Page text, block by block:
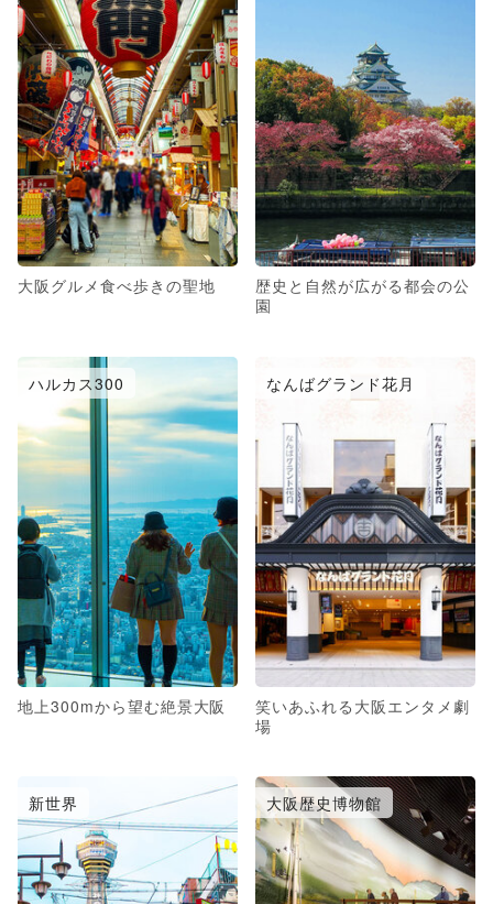
大阪グルメ食べ歩きの聖地
歴史と自然が広がる都会の公
園
ハルカス300
地上300mから望む絶景大阪
なんばグランド花月
笑いあふれる大阪エンタメ劇
場
新世界 大阪歴史博物館